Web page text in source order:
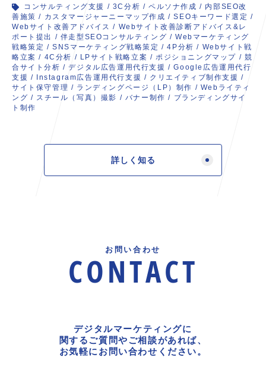
コンサルティング支援 / 3C分析 /ペルソナ作成 / 内部SEO改
善施策 / カスタマージャーニーマップ作成 /SEOキーワード選定 /
Webサイト改善アドバイス / Webサイト改善診断アドバイス&レ
ポート提出
/ 伴走型SEOコンサルティング /Webマーケティング
戦略策定 /SNSマーケティング戦略策定 /4P分析 / Webサイト戦
略立案 / 4C分析 / LPサイト戦略立案 / ポジショニングマップ / 競
合サイト分析 /デジタル広告運用代行支援 /Google広告運用代行
支援 / Instagram広告運用代行支援 / クリエイティブ制作支援 /
サイト保守管理 / ランディングページ（LP）制作 / Webライティ
ング / スチール（写真）撮影 / バナー制作 / ブランディングサイ
ト制作
詳しく知る
お問い合わせ
CONTACT
デジタルマーケティングに
関するご質問やご相談があれば、
お気軽にお問い合わせください。